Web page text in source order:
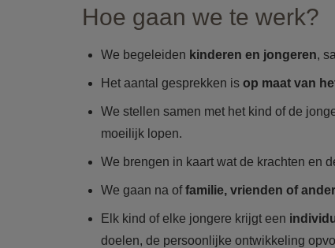
Hoe gaan we te werk?
We begeleiden kinderen en jongeren,
Het aantal gesprekken is op maat van
We stellen samen met het kind of de
moeilijk lopen.
We brengen in kaart wat de krachten en
We gaan na offamilie, vrienden of
Elk kind of elke jongere krijgt een
doelen, de persoonlijke ontwikkeling